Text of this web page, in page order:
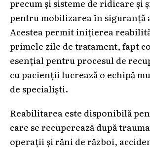
precum și sisteme de ridicare și
pentru mobilizarea în siguranță
Acestea permit inițierea
primele zile de tratament, fapt
esențial pentru procesul de
cu pacienții lucrează o echipă
de specialiști.
Reabilitarea este disponibilă
care se recuperează după
operații și răni de război,